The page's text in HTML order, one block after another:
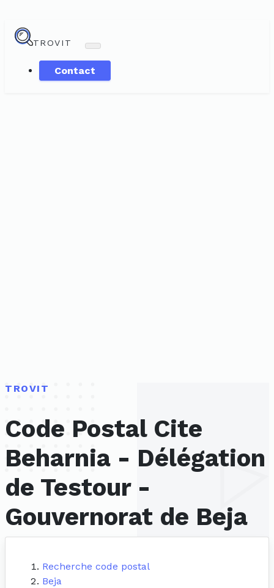
TROVIT
Contact
TROVIT
Code Postal Cite
Beharnia - Délégation
de Testour -
Gouvernorat de Beja
Recherche code postal
Beja